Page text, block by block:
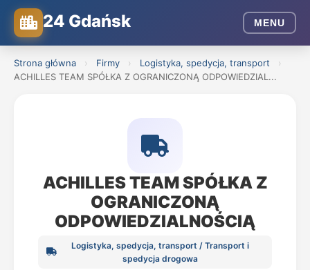
24 Gdańsk MENU
Strona główna › Firmy › Logistyka, spedycja, transport
›
ACHILLES TEAM SPÓŁKA Z OGRANICZONĄ ODPOWIEDZIAL...
ACHILLES TEAM SPÓŁKA Z
OGRANICZONĄ
ODPOWIEDZIALNOŚCIĄ
Logistyka, spedycja, transport / Transport i
spedycja drogowa